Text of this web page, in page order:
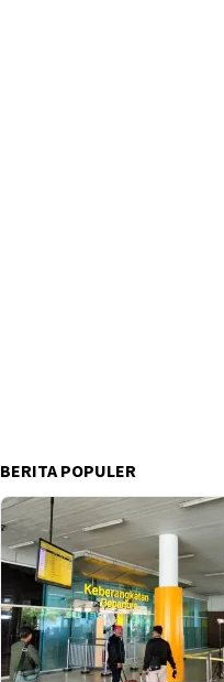
BERITA POPULER